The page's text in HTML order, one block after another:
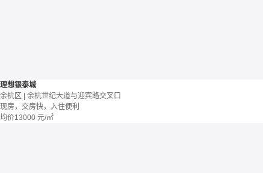
理想银泰城
余杭区 | 余杭世纪大道与迎宾路交叉口
现房，交房快，入住便利
均价13000 元/㎡